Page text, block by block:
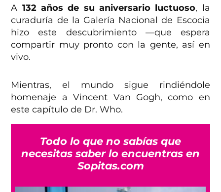
A 132 años de su aniversario luctuoso, la
curaduría de la Galería Nacional de Escocia
hizo este descubrimiento —que espera
compartir muy pronto con la gente, así en
vivo.
Mientras, el mundo sigue rindiéndole
homenaje a Vincent Van Gogh, como en
este capítulo de Dr. Who.
Todo lo que no sabías que
necesitas saber lo encuentras en
Sopitas.com